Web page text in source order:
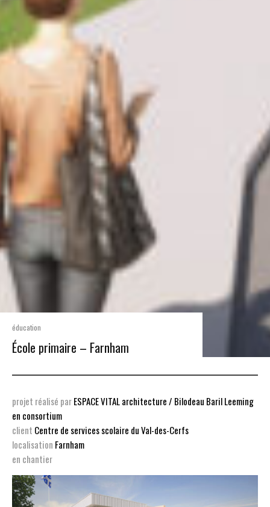
éducation
École primaire – Farnham
projet réalisé parESPACE VITAL architecture/ Bilodeau Baril Leeming
en consortium
client Centre de services scolaire du Val-des-Cerfs
localisation Farnham
en chantier